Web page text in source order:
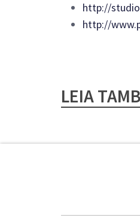
http://
http://
LEIA